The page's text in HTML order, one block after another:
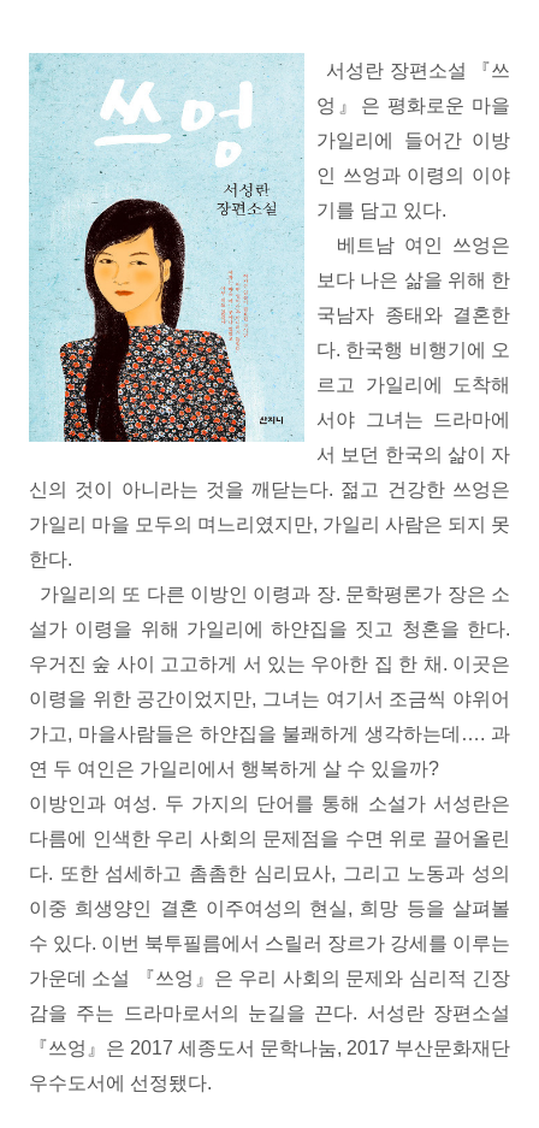
서성란 장편소설 『쓰
엉』은 평화로운 마을
가일리에 들어간 이방
인 쓰엉과 이령의 이야
기를 담고 있다.
베트남 여인 쓰엉은
보다 나은 삶을 위해 한
국남자 종태와 결혼한
다. 한국행 비행기에 오
르고 가일리에 도착해
서야 그녀는 드라마에
서 보던 한국의 삶이 자
신의 것이 아니라는 것을 깨닫는다. 젊고 건강한 쓰엉은
가일리 마을 모두의 며느리였지만, 가일리 사람은 되지 못
한다.
가일리의 또 다른 이방인 이령과 장. 문학평론가 장은 소
설가 이령을 위해 가일리에 하얀집을 짓고 청혼을 한다.
우거진 숲 사이 고고하게 서 있는 우아한 집 한 채. 이곳은
이령을 위한 공간이었지만, 그녀는 여기서 조금씩 야위어
가고, 마을사람들은 하얀집을 불쾌하게 생각하는데…. 과
연 두 여인은 가일리에서 행복하게 살 수 있을까?
이방인과 여성. 두 가지의 단어를 통해 소설가 서성란은
다름에 인색한 우리 사회의 문제점을 수면 위로 끌어올린
다. 또한 섬세하고 촘촘한 심리묘사, 그리고 노동과 성의
이중 희생양인 결혼 이주여성의 현실, 희망 등을 살펴볼
수 있다. 이번 북투필름에서 스릴러 장르가 강세를 이루는
가운데 소설 『쓰엉』은 우리 사회의 문제와 심리적 긴장
감을 주는 드라마로서의 눈길을 끈다. 서성란 장편소설
『쓰엉』은 2017 세종도서 문학나눔, 2017 부산문화재단
우수도서에 선정됐다.